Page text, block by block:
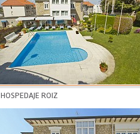
HOSPEDAJE ROIZ